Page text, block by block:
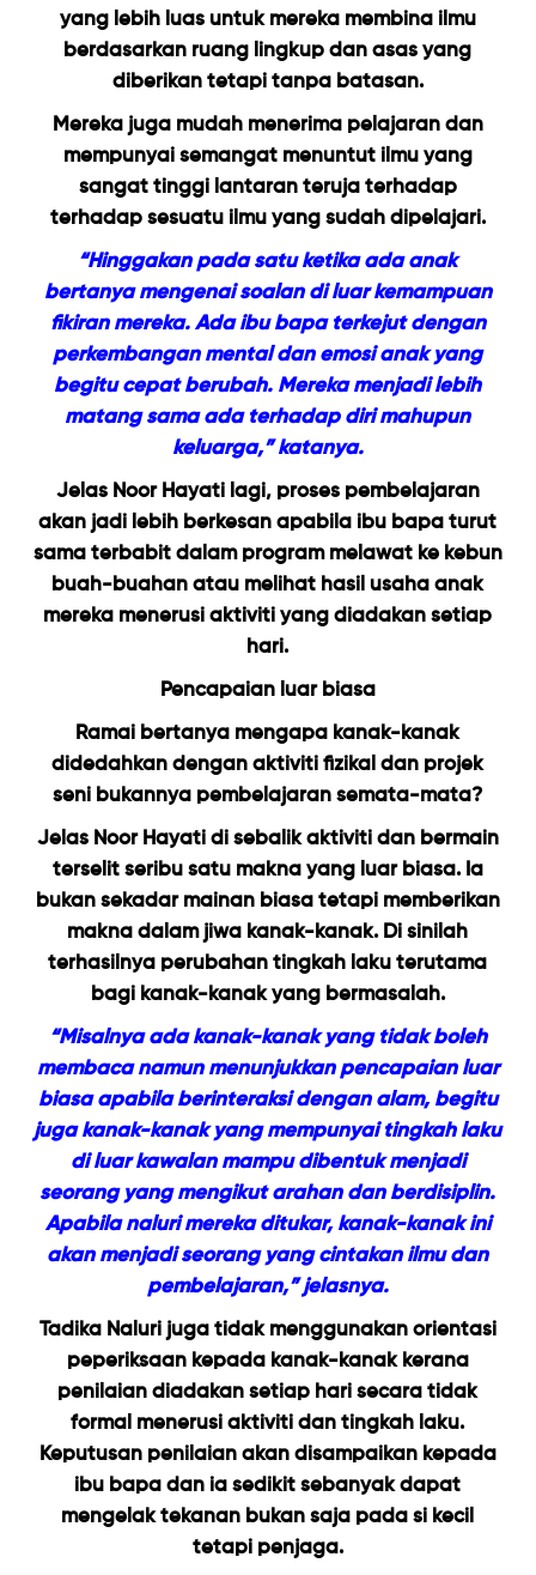
yang lebih luas untuk mereka membina ilmu
berdasarkan ruang lingkup dan asas yang
diberikan tetapi tanpa batasan.
Mereka juga mudah menerima pelajaran dan
mempunyai semangat menuntut ilmu yang
sangat tinggi lantaran teruja terhadap
terhadap sesuatu ilmu yang sudah dipelajari.
“Hinggakan pada satu ketika ada anak
bertanya mengenai soalan di luar kemampuan
fikiran mereka. Ada ibu bapa terkejut dengan
perkembangan mental dan emosi anak yang
begitu cepat berubah. Mereka menjadi lebih
matang sama ada terhadap diri mahupun
keluarga,” katanya.
Jelas Noor Hayati lagi, proses pembelajaran
akan jadi lebih berkesan apabila ibu bapa turut
sama terbabit dalam program melawat ke kebun
buah-buahan atau melihat hasil usaha anak
mereka menerusi aktiviti yang diadakan setiap
hari.
Pencapaian luar biasa
Ramai bertanya mengapa kanak-kanak
didedahkan dengan aktiviti fizikal dan projek
seni bukannya pembelajaran semata-mata?
Jelas Noor Hayati di sebalik aktiviti dan bermain
terselit seribu satu makna yang luar biasa. Ia
bukan sekadar mainan biasa tetapi memberikan
makna dalam jiwa kanak-kanak. Di sinilah
terhasilnya perubahan tingkah laku terutama
bagi kanak-kanak yang bermasalah.
“Misalnya ada kanak-kanak yang tidak boleh
membaca namun menunjukkan pencapaian luar
biasa apabila berinteraksi dengan alam, begitu
juga kanak-kanak yang mempunyai tingkah laku
di luar kawalan mampu dibentuk menjadi
seorang yang mengikut arahan dan berdisiplin.
Apabila naluri mereka ditukar, kanak-kanak ini
akan menjadi seorang yang cintakan ilmu dan
pembelajaran,” jelasnya.
Tadika Naluri juga tidak menggunakan orientasi
peperiksaan kepada kanak-kanak kerana
penilaian diadakan setiap hari secara tidak
formal menerusi aktiviti dan tingkah laku.
Keputusan penilaian akan disampaikan kepada
ibu bapa dan ia sedikit sebanyak dapat
mengelak tekanan bukan saja pada si kecil
tetapi penjaga.